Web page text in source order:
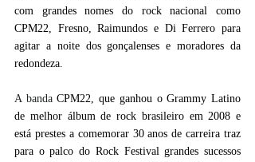
com grandes nomes do rock nacional como
CPM22, Fresno, Raimundos e Di Ferrero para
agitar a noite dos gonçalenses e moradores da
redondeza.
A banda CPM22, que ganhou o Grammy Latino
de melhor álbum de rock brasileiro em 2008 e
está prestes a comemorar 30 anos de carreira traz
para o palco do Rock Festival grandes sucessos